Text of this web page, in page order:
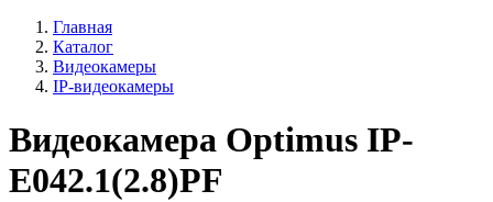
Главная
Каталог
Видеокамеры
IP-видеокамеры
Видеокамера Optimus IP-
E042.1(2.8)PF